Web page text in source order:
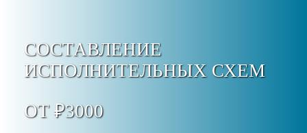
СОСТАВЛЕНИЕ
ИСПОЛНИТЕЛЬНЫХ СХЕМ
ОТ ₽3000